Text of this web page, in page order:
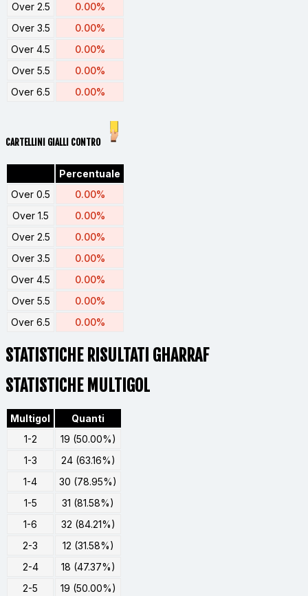
Over 2.5
0.00%
Over 3.5
0.00%
Over 4.5
0.00%
Over 5.5
0.00%
Over 6.5
0.00%
CARTELLINI GIALLI CONTRO
Percentuale
Over 0.5
0.00%
Over 1.5
0.00%
Over 2.5
0.00%
Over 3.5
0.00%
Over 4.5
0.00%
Over 5.5
0.00%
Over 6.5
0.00%
STATISTICHE RISULTATI GHARRAF
STATISTICHE MULTIGOL
Multigol
Quanti
1-2
19 (50.00%)
1-3
24 (63.16%)
1-4
30 (78.95%)
1-5
31 (81.58%)
1-6
32 (84.21%)
2-3
12 (31.58%)
2-4
18 (47.37%)
2-5
19 (50.00%)